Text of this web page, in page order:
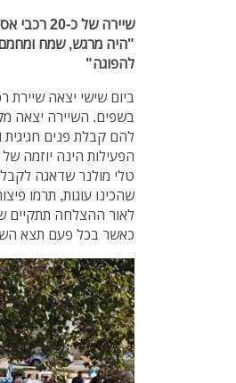
שיירה
"היה מרגש, שמח
להפוגה"
בשפים. השיירה יצאה
להם קבלת פנים
הפעילות הינה יוזמה
טלי מולנר שדאגה
שהכינו עוגות, תרמו
לאור ההצלחה תתקיים
כאשר בכל פעם תצא